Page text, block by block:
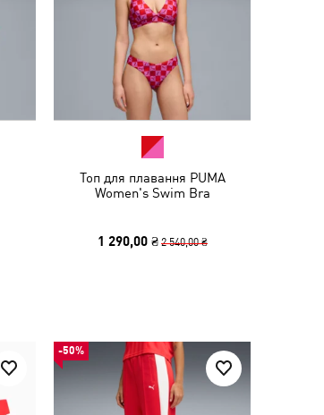
Топ для плавання PUMA
Women's Swim Bra
1 290,00 ₴ 2 540,00 ₴
-50%